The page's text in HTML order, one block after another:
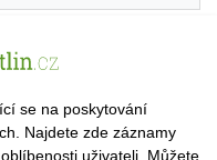
se na poskytování
Najdete zde záznamy
uživateli. Můžete